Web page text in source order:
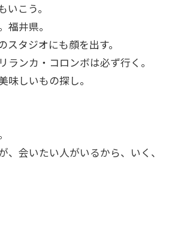
こう。
福井県。
スタジオにも顔を出す。
ランカ・コロンボは必ず行く。
味しいもの探し。
、会いたい人がいるから、いく、